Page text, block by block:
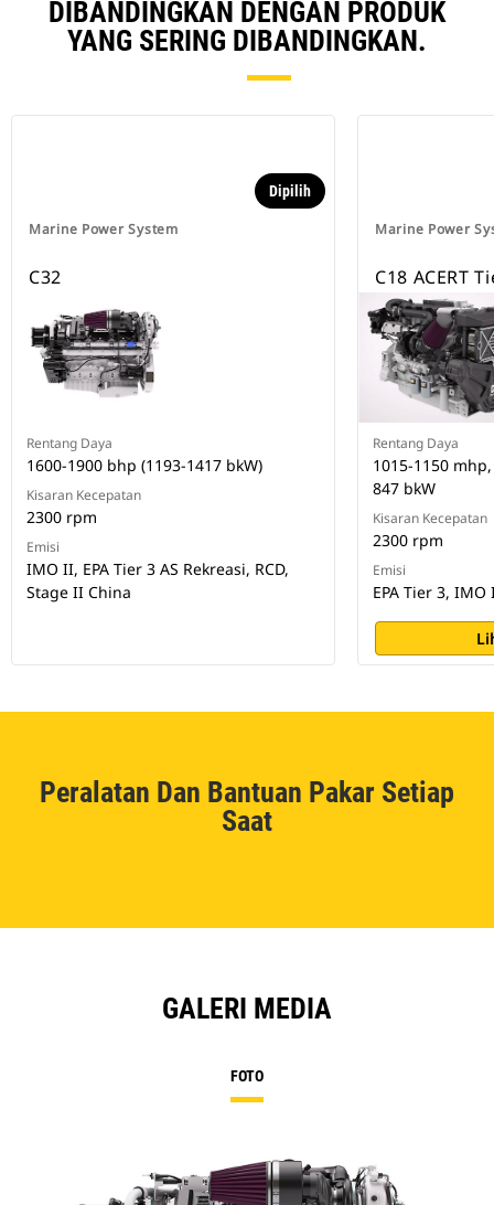
DIBANDINGKAN DENGAN PRODUK
YANG SERING DIBANDINGKAN.
Marine Power System
Dipilih
C32
Rentang Daya
1600-1900 bhp (1193-1417 bkW)
Kisaran Kecepatan
2300 rpm
Emisi
IMO II, EPA Tier 3 AS Rekreasi, RCD,
Stage II China
Marine Power
C18 ACERT
Rentang Daya
1015-1150
847 bkW
Kisaran Kecepatan
2300 rpm
Emisi
EPA Tier 3, IMO
Peralatan Dan Bantuan Pakar Setiap
Saat
GALERI MEDIA
FOTO